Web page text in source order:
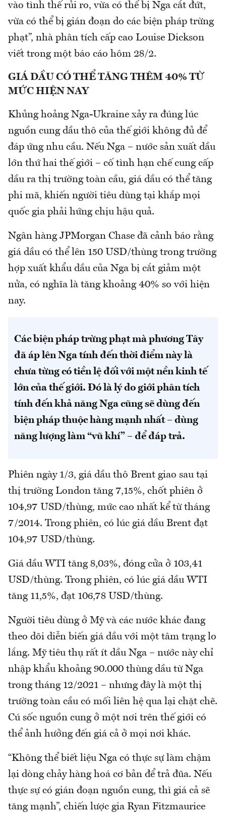
vào tình thế rủi ro, vừa có thể bị Nga cắt đứt,
vừa có thể bị gián đoạn do các biện pháp trừng
phạt”, nhà phân tích cấp cao Louise Dickson
viết trong một báo cáo hôm 28/2.
GIÁ DẦU CÓ THỂ TĂNG THÊM 40% TỪ
MỨC HIỆN NAY
Khủng hoảng Nga-Ukraine xảy ra đúng lúc
nguồn cung dầu thô của thế giới không đủ để
đáp ứng nhu cầu. Nếu Nga – nước sản xuất dầu
lớn thứ hai thế giới – cố tình hạn chế cung cấp
dầu ra thị trường toàn cầu, giá dầu có thể tăng
phi mã, khiến người tiêu dùng tại khắp mọi
quốc gia phải hứng chịu hậu quả.
Ngân hàng JPMorgan Chase đã cảnh báo rằng
giá dầu có thể lên 150 USD/thùng trong trường
hợp xuất khẩu dầu của Nga bị cắt giảm một
nửa, có nghĩa là tăng khoảng 40% so với hiện
nay.
Các biện pháp trừng phạt mà phương Tây
đã áp lên Nga tính đến thời điểm này là
chưa từng có tiền lệ đối với một nền kinh tế
lớn của thế giới. Đó là lý do giới phân tích
tính đến khả năng Nga cũng sẽ dùng đến
biện pháp thuộc hàng mạnh nhất – dùng
năng lượng làm “vũ khí” – để đáp trả.
Phiên ngày 1/3, giá dầu thô Brent giao sau tại
thị trường London tăng 7,15%, chốt phiên ở
104,97 USD/thùng, mức cao nhất kể từ tháng
7/2014. Trong phiên, có lúc giá dầu Brent đạt
104,97 USD/thùng.
Giá dầu WTI tăng 8,03%, đóng cửa ở 103,41
USD/thùng. Trong phiên, có lúc giá dầu WTI
tăng 11,5%, đạt 106,78 USD/thùng.
Người tiêu dùng ở Mỹ và các nước khác đang
theo dõi diễn biến giá dầu với một tâm trạng lo
lắng. Mỹ tiêu thụ rất ít dầu Nga – nước này chỉ
nhập khẩu khoảng 90.000 thùng dầu từ Nga
trong tháng 12/2021 – nhưng đây là một thị
trường toàn cầu có mối liên hệ qua lại chặt chẽ.
Cú sốc nguồn cung ở một nơi trên thế giới có
thể ảnh hưởng đến giá cả ở mọi nơi khác.
“Không thể biết liệu Nga có thực sự làm chậm
lại dòng chảy hàng hoá cơ bản để trả đũa. Nếu
thực sự có gián đoạn nguồn cung, thì giá cả sẽ
tăng mạnh”, chiến lược gia Ryan Fitzmaurice